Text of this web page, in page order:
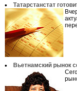
Татарстанстат
Вьетнамский рынок